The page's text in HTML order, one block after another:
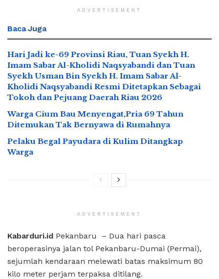
ADVERTISEMENT
Baca Juga
Hari Jadi ke-69 Provinsi Riau, Tuan Syekh H.
Imam Sabar Al-Kholidi Naqsyabandi dan Tuan
Syekh Usman Bin Syekh H. Imam Sabar Al-
Kholidi Naqsyabandi Resmi Ditetapkan Sebagai
Tokoh dan Pejuang Daerah Riau 2026
Warga Cium Bau Menyengat,Pria 69 Tahun
Ditemukan Tak Bernyawa di Rumahnya
Pelaku Begal Payudara di Kulim Ditangkap
Warga
ADVERTISEMENT
Kabarduri.id Pekanbaru – Dua hari pasca
beroperasinya jalan tol Pekanbaru-Dumai (Permai),
sejumlah kendaraan melewati batas maksimum 80
kilo meter perjam terpaksa ditilang.